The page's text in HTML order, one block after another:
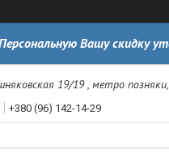
Вашу скидку
19/19 , метро позняки,
+380 (96) 142-14-29